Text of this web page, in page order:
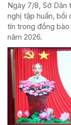
Ngày 7/8, Sở Dân
nghị tập huấn,
tín trong đồng
năm 2026.